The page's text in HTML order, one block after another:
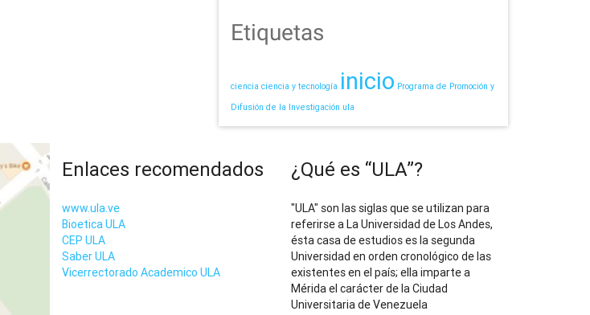
Etiquetas
ciencia ciencia y tecnología inicio Programa de Promoción y
Difusión de la Investigación ula
Enlaces recomendados
www.ula.ve
Bioetica ULA
CEP ULA
Saber ULA
Vicerrectorado Academico ULA
¿Qué es “ULA”?
"ULA" son las siglas que se utilizan para
referirse a La Universidad de Los Andes,
ésta casa de estudios es la segunda
Universidad en orden cronológico de las
existentes en el país; ella imparte a
Mérida el carácter de la Ciudad
Universitaria de Venezuela